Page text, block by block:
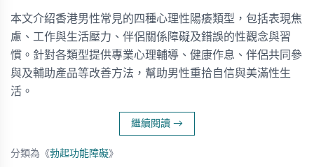
本文介紹香港男性常見的四種心理性陽痿類型，包括表現焦
慮、工作與生活壓力、伴侶關係障礙及錯誤的性觀念與習
慣。針對各類型提供專業心理輔導、健康作息、伴侶共同參
與及輔助產品等改善方法，幫助男性重拾自信與美滿性生
活。
繼續閱讀 →
分類為《勃起功能障礙》